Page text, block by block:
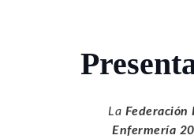
La Federación
Enfermería